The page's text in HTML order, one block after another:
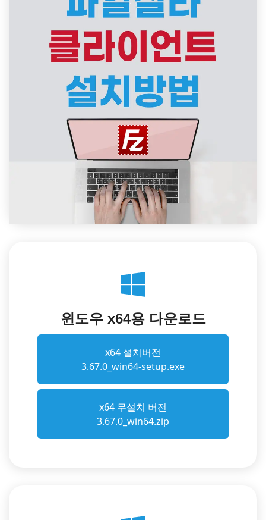
윈도우 x64용 다운로드
x64 설치버전
3.67.0_win64-setup.exe
x64 무설치 버전
3.67.0_win64.zip